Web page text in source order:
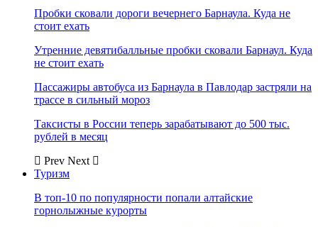
Пробки сковали дороги вечернего Барнаула. Куда не
стоит ехать
Утренние девятибалльные пробки сковали Барнаул. Куда
не стоит ехать
Пассажиры автобуса из Барнаула в Павлодар застряли на
трассе в сильный мороз
Таксисты в России теперь зарабатывают до 500 тыс.
рублей в месяц
Prev Next
Туризм
В топ-10 по популярности попали алтайские
горнолыжные курорты